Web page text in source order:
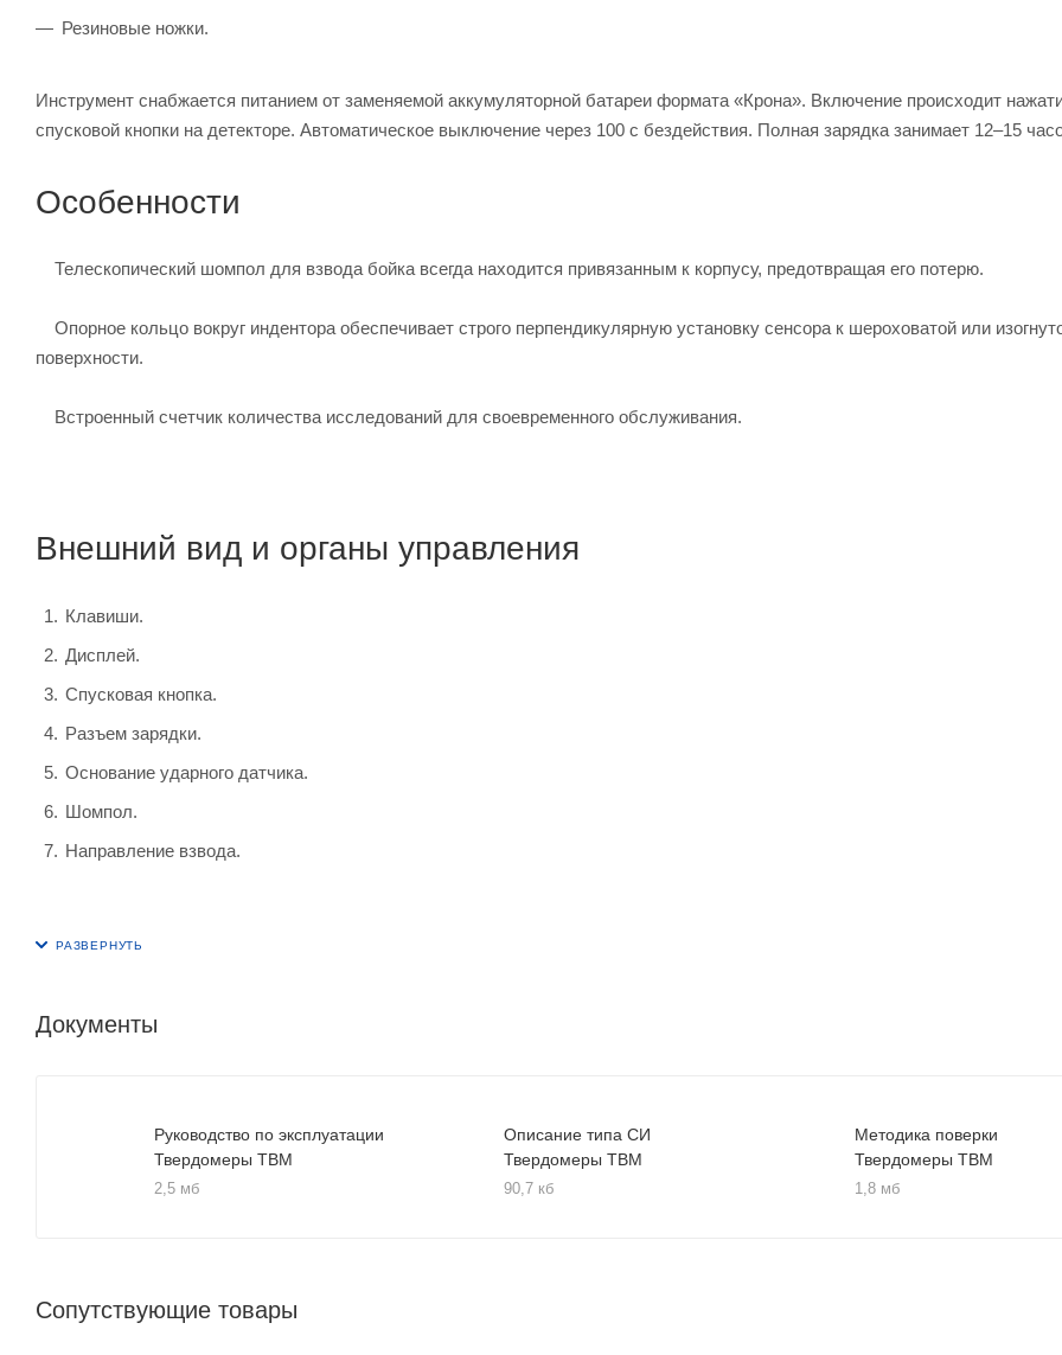
Резиновые ножки.
Инструмент снабжается питанием от заменяемой аккумуляторной батареи формата «Крона». Включение происходит
спусковой кнопки на детекторе. Автоматическое выключение через 100 с бездействия. Полная зарядка занимает 12–15
Особенности
Телескопический шомпол для взвода бойка всегда находится привязанным к корпусу, предотвращая его потерю.
Опорное кольцо вокруг индентора обеспечивает строго перпендикулярную установку сенсора к шероховатой или
поверхности.
Встроенный счетчик количества исследований для своевременного обслуживания.
Внешний вид и органы управления
Клавиши.
Дисплей.
Спусковая кнопка.
Разъем зарядки.
Основание ударного датчика.
Шомпол.
Направление взвода.
Документы
Руководство по эксплуатации
Твердомеры ТВМ
2,5 мб
Описание типа СИ
Твердомеры ТВМ
90,7 кб
Методика поверки
Твердомеры ТВМ
1,8 мб
Сопутствующие товары